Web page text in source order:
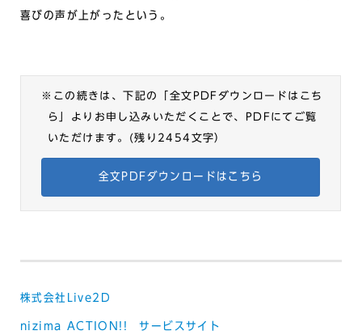
喜びの声が上がったという。
※この続きは、下記の「全文PDFダウンロードはこち
ら」よりお申し込みいただくことで、
PDFにてご覧
いただけます。(残り2454文字）
全文PDFダウンロードはこちら
株式会社Live2D
nizima ACTION!! サービスサイト